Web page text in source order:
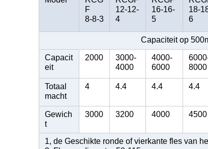
F
8-8-3
12-12-
4
16-16-
5
18-
6
Capaciteit op
Capacit
eit
2000
3000-
4000
4000-
6000
8000
Totaal
macht
4 4.4 4.4 4.4
Gewich
t
3000 3200 4000 4500
1, de Geschikte ronde of vierkante fles van